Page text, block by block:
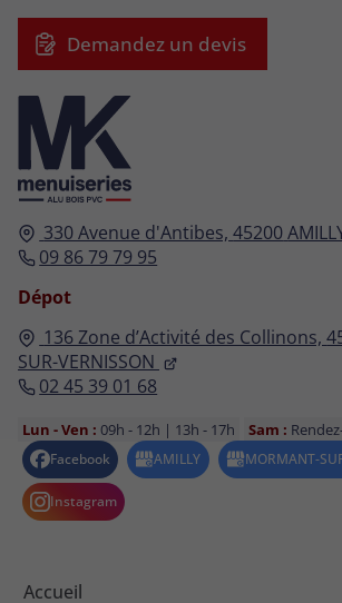
330 Avenue d'Antibes,45200
09 86 79 79 95
Dépot
136 Zone d’Activité des Collinons,
SUR-VERNISSON
02 45 39 01 68
Lun - Ven :09h - 12h | 13h - 17h Sam :
Accueil
Demandez un devis